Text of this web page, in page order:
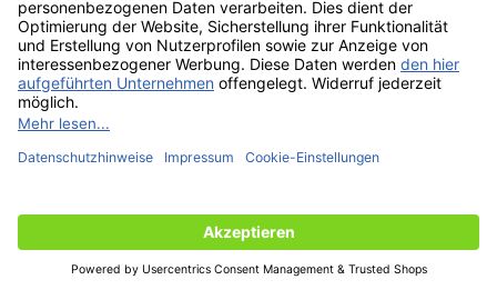
© 2026 UTSCH
AGB und Einkaufsbedingungen
Vorabinformationen Data
Act
Impressum
Datenschutzrechtliche Information
Cookie-Einstellungen bearbeiten